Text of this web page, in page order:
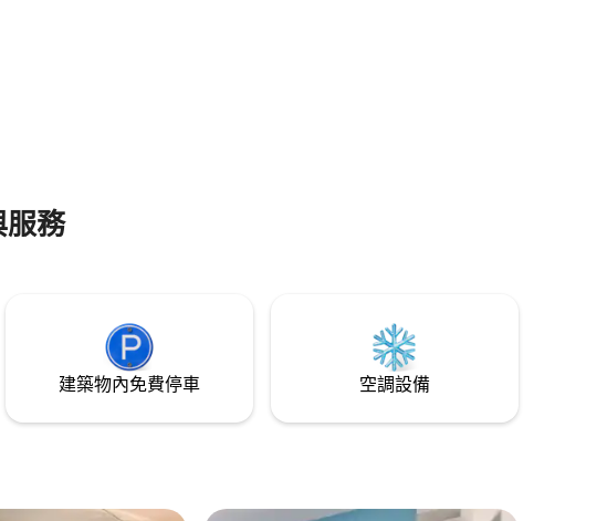
分（滿分 5 分）
服務
建築物內免費停車 空調設備